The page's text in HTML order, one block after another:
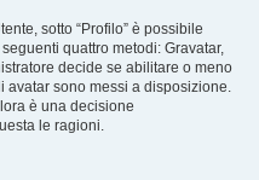
sotto “Profilo” è possibile
quattro metodi: Gravatar,
decide se abilitare o meno
avatar sono messi a disposizione.
è una decisione
le ragioni.